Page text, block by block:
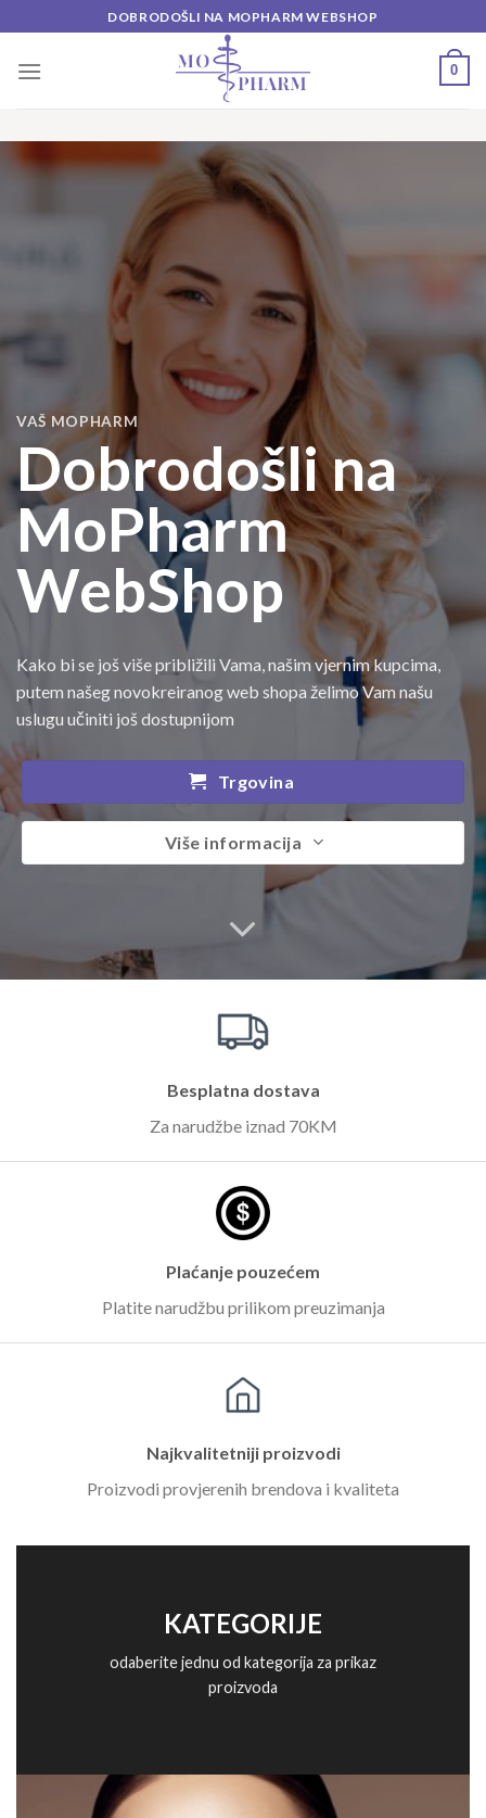
to
content
DOBRODOŠLI NA MOPHARM WEBSHOP
0
VAŠ MOPHARM
Dobrodošli na
MoPharm
WebShop
Kako bi se još više približili Vama, našim vjernim kupcima,
putem našeg novokreiranog web shopa želimo Vam našu
uslugu učiniti još dostupnijom
Trgovina
Više informacija
Besplatna dostava
Za narudžbe iznad 70KM
Plaćanje pouzećem
Platite narudžbu prilikom preuzimanja
Najkvalitetniji proizvodi
Proizvodi provjerenih brendova i kvaliteta
KATEGORIJE
odaberite jednu od kategorija za prikaz
proizvoda